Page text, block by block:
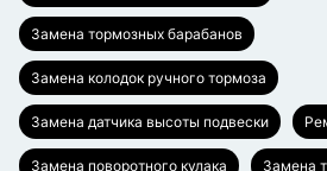
Замена тормозных барабанов
Замена колодок ручного тормоза
Замена датчика высоты подвески
Замена поворотного кулака Замена